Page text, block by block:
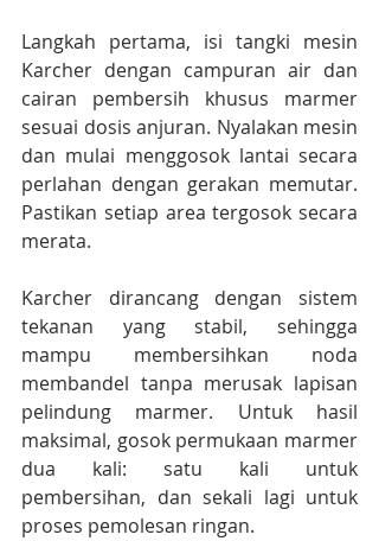
Langkah pertama, isi tangki mesin
Karcher dengan campuran air dan
cairan pembersih khusus marmer
sesuai dosis anjuran. Nyalakan mesin
dan mulai menggosok lantai secara
perlahan dengan gerakan memutar.
Pastikan setiap area tergosok secara
merata.
Karcher dirancang dengan sistem
tekanan yang stabil, sehingga
mampu membersihkan noda
membandel tanpa merusak lapisan
pelindung marmer. Untuk hasil
maksimal, gosok permukaan marmer
dua kali: satu kali untuk
pembersihan, dan sekali lagi untuk
proses pemolesan ringan.